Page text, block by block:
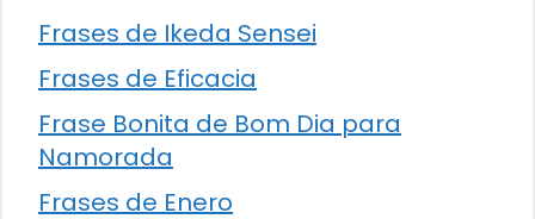
Frases de Ikeda Sensei
Frases de Eficacia
Frase Bonita de Bom Dia para
Namorada
Frases de Enero